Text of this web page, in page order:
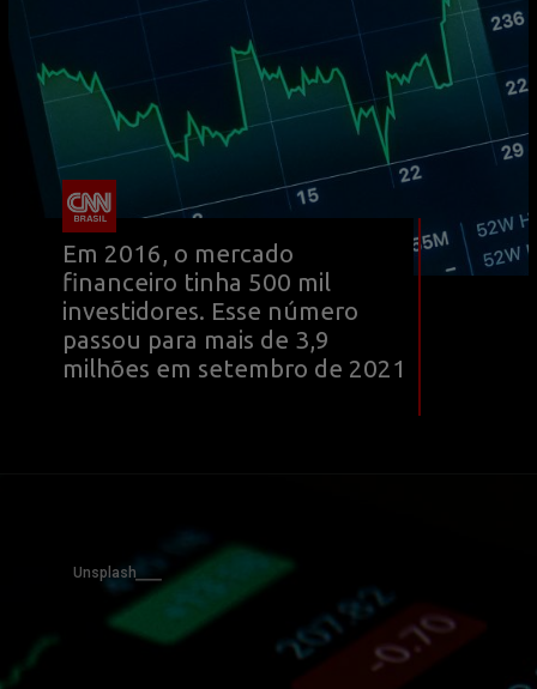
Em 2016, o mercado
financeiro tinha 500 mil
investidores. Esse número
passou para mais de 3,9
milhões em setembro de 2021
Unsplash